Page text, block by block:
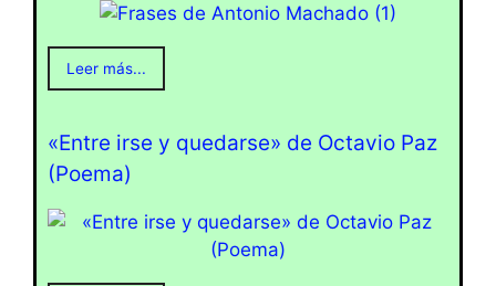
Leer más...
«Entre irse y quedarse» de Octavio Paz
(Poema)